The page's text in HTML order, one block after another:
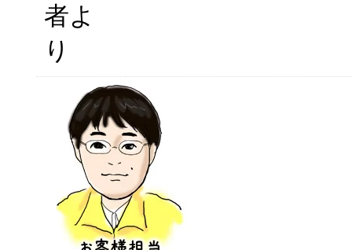
者よ
り